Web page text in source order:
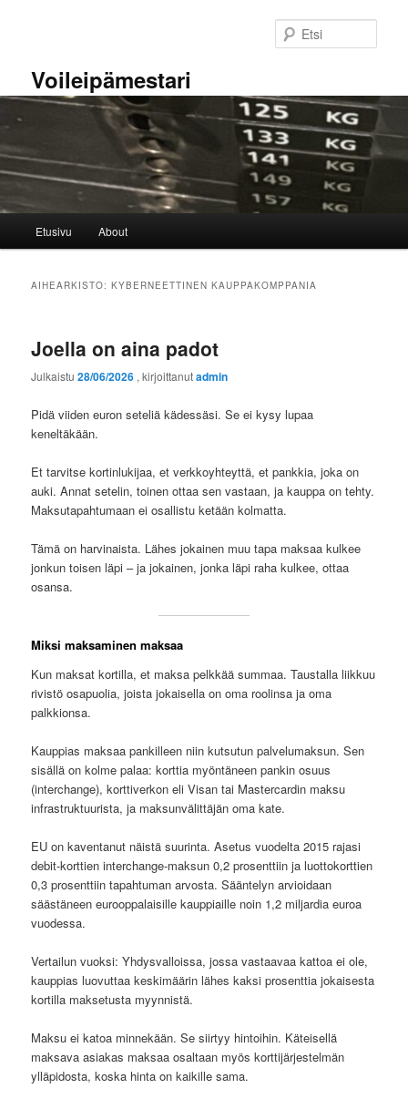
Voileipämestari
Etusivu About
AIHEARKISTO:KYBERNEETTINEN KAUPPAKOMPPANIA
Joella on aina padot
Julkaistu28/06/2026 , kirjoittanutadmin
Pidä viiden euron seteliä kädessäsi. Se ei kysy lupaa
keneltäkään.
Et tarvitse kortinlukijaa, et verkkoyhteyttä, et pankkia, joka on
auki. Annat setelin, toinen ottaa sen vastaan, ja kauppa on tehty.
Maksutapahtumaan ei osallistu ketään kolmatta.
Tämä on harvinaista. Lähes jokainen muu tapa maksaa kulkee
jonkun toisen läpi – ja jokainen, jonka läpi raha kulkee, ottaa
osansa.
Miksi maksaminen maksaa
Kun maksat kortilla, et maksa pelkkää summaa. Taustalla liikkuu
rivistö osapuolia, joista jokaisella on oma roolinsa ja oma
palkkionsa.
Kauppias maksaa pankilleen niin kutsutun palvelumaksun. Sen
sisällä on kolme palaa: korttia myöntäneen pankin osuus
(interchange), korttiverkon eli Visan tai Mastercardin maksu
infrastruktuurista, ja maksunvälittäjän oma kate.
EU on kaventanut näistä suurinta. Asetus vuodelta 2015 rajasi
debit-korttien interchange-maksun 0,2 prosenttiin ja luottokorttien
0,3 prosenttiin tapahtuman arvosta. Sääntelyn arvioidaan
säästäneen eurooppalaisille kauppiaille noin 1,2 miljardia euroa
vuodessa.
Vertailun vuoksi: Yhdysvalloissa, jossa vastaavaa kattoa ei ole,
kauppias luovuttaa keskimäärin lähes kaksi prosenttia jokaisesta
kortilla maksetusta myynnistä.
Maksu ei katoa minnekään. Se siirtyy hintoihin. Käteisellä
maksava asiakas maksaa osaltaan myös korttijärjestelmän
ylläpidosta, koska hinta on kaikille sama.